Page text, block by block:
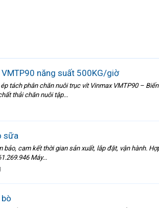
năng suất 500KG/giờ
tách phân chăn nuôi trục vít Vinmax VMTP90 –
thải chăn nuôi tập...
sữa
cam kết thời gian sản xuất, lắp đặt, vận hành.
Máy...